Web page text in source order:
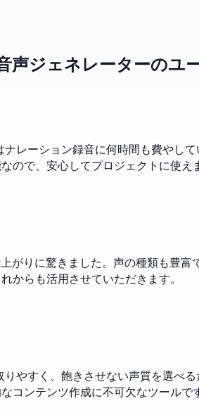
ジェネレーターのユ
レーション録音に何時間も費やし
で、安心してプロジェクトに使え
りに驚きました。声の種類も豊
からも活用させていただきます。
やすく、飽きさせない声質を選べ
コンテンツ作成に不可欠なツールで